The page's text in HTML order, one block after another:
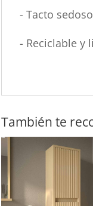
- Tacto
- Reciclable y
También te